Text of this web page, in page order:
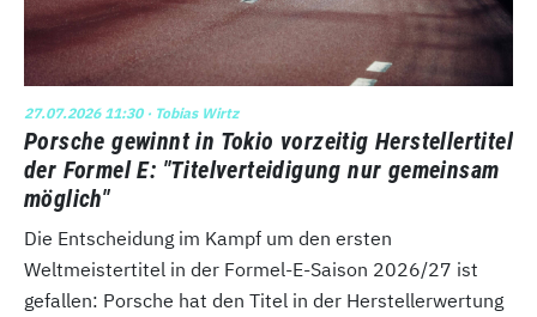
27.07.2026 11:30· Tobias Wirtz
Porsche gewinnt in Tokio vorzeitig Herstellertitel
der Formel E: "Titelverteidigung nur gemeinsam
möglich"
Die Entscheidung im Kampf um den ersten
Weltmeistertitel in der Formel-E-Saison 2026/27 ist
gefallen: Porsche hat den Titel in der Herstellerwertung